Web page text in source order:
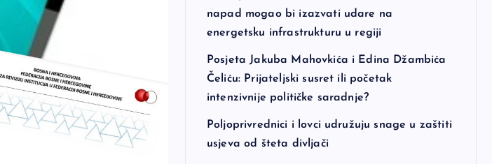
napad mogao bi izazvati udare na
energetsku infrastrukturu u regiji
Posjeta Jakuba Mahovkića i Edina Džambića
Čeliću: Prijateljski susret ili početak
intenzivnije političke saradnje?
Poljoprivrednici i lovci udružuju snage u zaštiti
usjeva od šteta divljači